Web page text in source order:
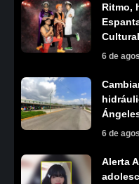
Ritmo,
6 de
6 de
Alerta